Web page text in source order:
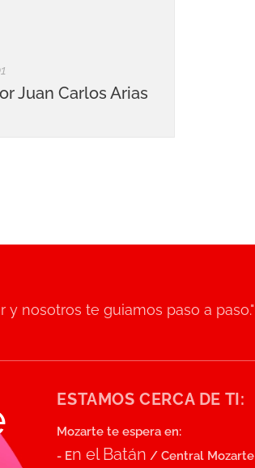
Juan Carlos Arias
y nosotros te guiamos paso a paso."
ESTAMOS CERCA DE TI:
Mozarte te espera en:
- En el Batán / Central Mozarte